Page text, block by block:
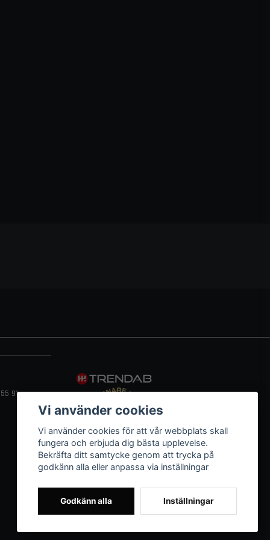
91
Vi använder cookies
Vi använder cookies för att vår webbplats skall
fungera och erbjuda dig bästa upplevelse.
Bekräfta ditt samtycke genom att trycka på
godkänn alla eller anpassa via inställningar
Godkänn alla Inställningar